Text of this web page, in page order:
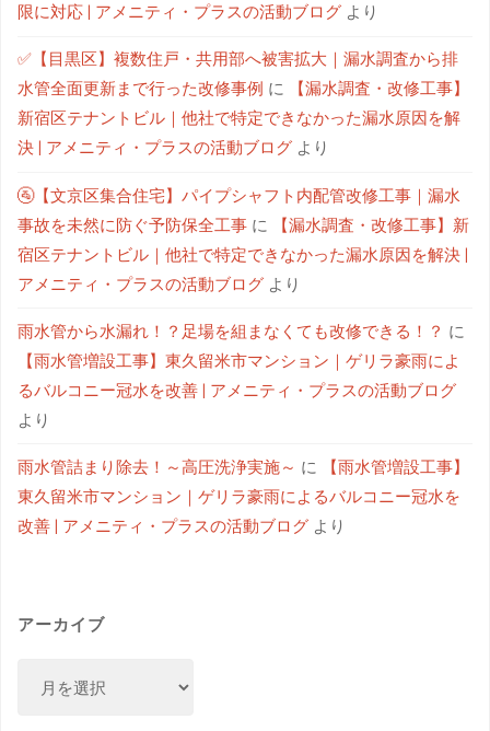
限に対応 | アメニティ・プラスの活動ブログ より
✅【目黒区】複数住戸・共用部へ被害拡大｜漏水調査から排
水管全面更新まで行った改修事例 に
【漏水調査・改修工事】
新宿区テナントビル｜他社で特定できなかった漏水原因を解
決 | アメニティ・プラスの活動ブログ より
🚰【文京区集合住宅】パイプシャフト内配管改修工事｜漏水
事故を未然に防ぐ予防保全工事 に
【漏水調査・改修工事】新
宿区テナントビル｜他社で特定できなかった漏水原因を解決 |
アメニティ・プラスの活動ブログ より
雨水管から水漏れ！？足場を組まなくても改修できる！？ に
【雨水管増設工事】東久留米市マンション｜ゲリラ豪雨によ
るバルコニー冠水を改善 | アメニティ・プラスの活動ブログ
より
雨水管詰まり除去！～高圧洗浄実施～ に
【雨水管増設工事】
東久留米市マンション｜ゲリラ豪雨によるバルコニー冠水を
改善 | アメニティ・プラスの活動ブログ より
アーカイブ